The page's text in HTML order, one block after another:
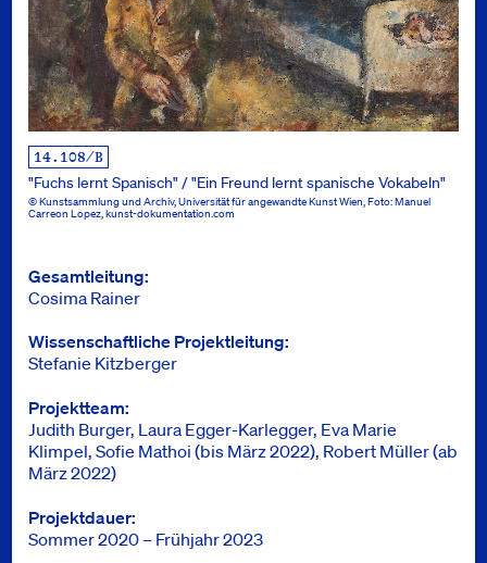
14.108/B
"Fuchs lernt Spanisch" / "Ein Freund lernt spanische Vokabeln"
© Kunstsammlung und Archiv, Universität für angewandte Kunst Wien, Foto: Manuel
Carreon Lopez, kunst-dokumentation.com
Info
Gesamtleitung
Cosima Rainer
Wissenschaftliche Projektleitung
Stefanie Kitzberger
Projektteam
Judith Burger, Laura Egger-Karlegger, Eva Marie
Klimpel, Sofie Mathoi (bis März 2022), Robert Müller (ab
März 2022)
Projektdauer
Sommer 2020 – Frühjahr 2023